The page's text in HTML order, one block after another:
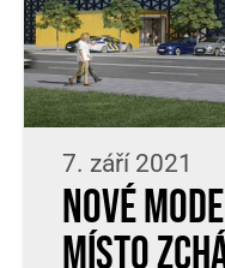
7. září 2021
Nové
místo